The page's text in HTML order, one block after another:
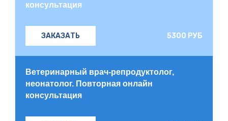
консультация
ЗАКАЗАТЬ 5300 РУБ
Ветеринарный врач-репродуктолог,
неонатолог. Повторная онлайн
консультация